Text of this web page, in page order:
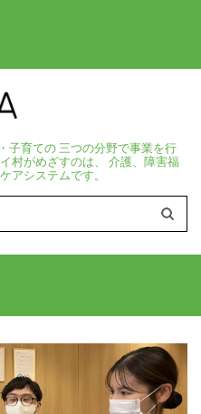
子育ての 三つの分野で事業を行
村がめざすのは、 介護、障害福
アシステムです。